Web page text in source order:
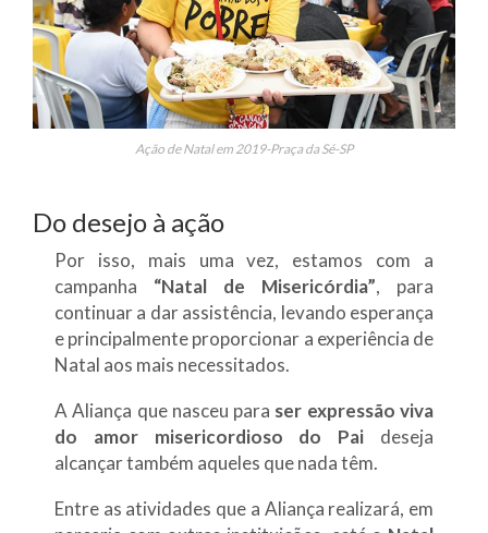
Ação de Natal em 2019-Praça da Sé-SP
Do desejo à ação
Por isso, mais uma vez, estamos com a
campanha “Natal de Misericórdia”, para
continuar a dar assistência, levando esperança
e principalmente proporcionar a experiência de
Natal aos mais necessitados.
A Aliança que nasceu para ser expressão viva
do amor misericordioso do Pai deseja
alcançar também aqueles que nada têm.
Entre as atividades que a Aliança realizará, em